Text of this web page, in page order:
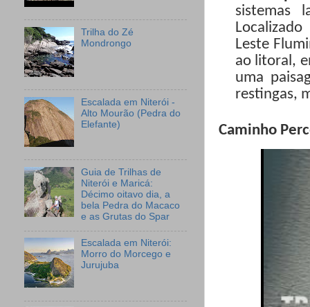
sistemas
Leste
ao litoral,
uma
restingas,
Caminho
Trilha do Zé
Mondrongo
Escalada em Niterói -
Alto Mourão (Pedra do
Elefante)
Guia de Trilhas de
Niterói e Maricá:
Décimo oitavo dia, a
bela Pedra do Macaco
e as Grutas do Spar
Escalada em Niterói:
Morro do Morcego e
Jurujuba